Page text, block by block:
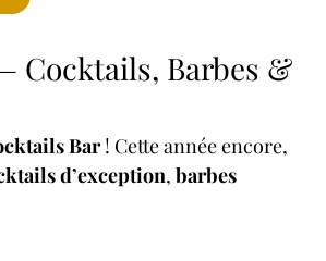
Cocktails, Barbes &
Bar ! Cette année encore,
d’exception, barbes